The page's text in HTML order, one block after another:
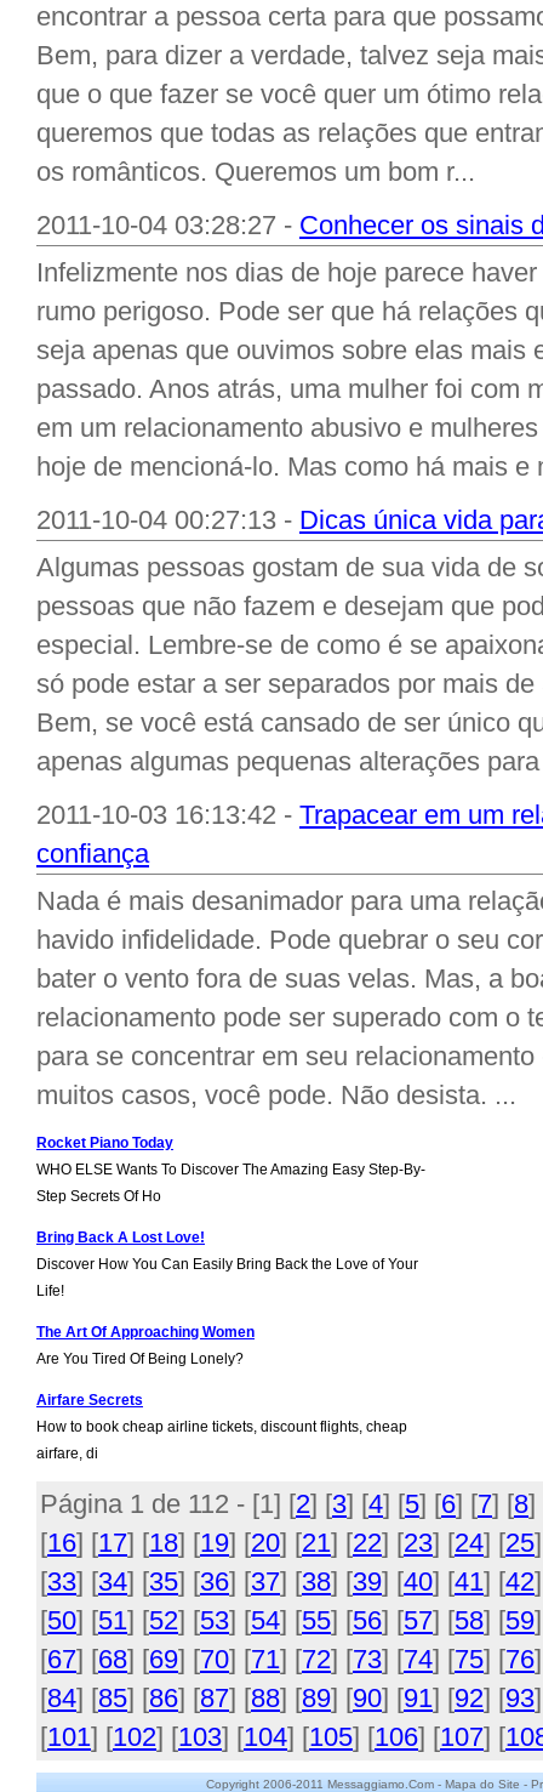
encontrar a pessoa certa para que
Bem, para dizer a verdade, talvez seja
que o que fazer se você quer um ótimo
queremos que todas as relações que
os românticos. Queremos um bom r...
2011-10-04 03:28:27 - Conhecer os sinais
Infelizmente nos dias de hoje parece
rumo perigoso. Pode ser que há relações
seja apenas que ouvimos sobre elas mais
passado. Anos atrás, uma mulher foi com
em um relacionamento abusivo e
hoje de mencioná-lo. Mas como há mais e
2011-10-04 00:27:13 - Dicas única vida
Algumas pessoas gostam de sua vida de
pessoas que não fazem e desejam que
especial. Lembre-se de como é se
só pode estar a ser separados por mais
Bem, se você está cansado de ser único
apenas algumas pequenas alterações
2011-10-03 16:13:42 - Trapacear em um
confiança
Nada é mais desanimador para uma
havido infidelidade. Pode quebrar o seu
bater o vento fora de suas velas. Mas, a
relacionamento pode ser superado com o
para se concentrar em seu
muitos casos, você pode. Não desista. ...
Rocket Piano Today
WHO ELSE Wants To Discover The Amazing Easy Step-By-
Step Secrets Of Ho
Bring Back A Lost Love!
Discover How You Can Easily Bring Back the Love of Your
Life!
The Art Of Approaching Women
Are You Tired Of Being Lonely?
Airfare Secrets
How to book cheap airline tickets, discount flights, cheap
airfare, di
Página 1 de 112 - [1] [2] [3] [4] [5] [6] [7] [8]
[16] [17] [18] [19] [20] [21] [22] [23] [24] [25
[33] [34] [35] [36] [37] [38] [39] [40] [41] [42
[50] [51] [52] [53] [54] [55] [56] [57] [58] [59
[67] [68] [69] [70] [71] [72] [73] [74] [75] [76
[84] [85] [86] [87] [88] [89] [90] [91] [92] [93
[101] [102] [103] [104] [105] [106] [107] [
Copyright 2006-2011 Messaggiamo.Com - Mapa do Site -